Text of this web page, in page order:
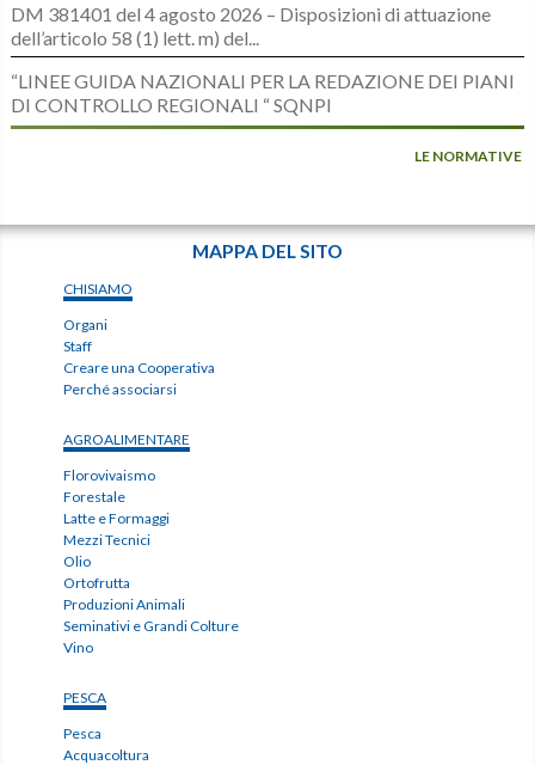
DM 381401 del 4 agosto 2026 – Disposizioni di attuazione
dell’articolo 58 (1) lett. m) del...
“LINEE GUIDA NAZIONALI PER LA REDAZIONE DEI PIANI
DI CONTROLLO REGIONALI “ SQNPI
LE NORMATIVE
MAPPA DEL SITO
CHISIAMO
Organi
Staff
Creare una Cooperativa
Perché associarsi
AGROALIMENTARE
Florovivaismo
Forestale
Latte e Formaggi
Mezzi Tecnici
Olio
Ortofrutta
Produzioni Animali
Seminativi e Grandi Colture
Vino
PESCA
Pesca
Acquacoltura